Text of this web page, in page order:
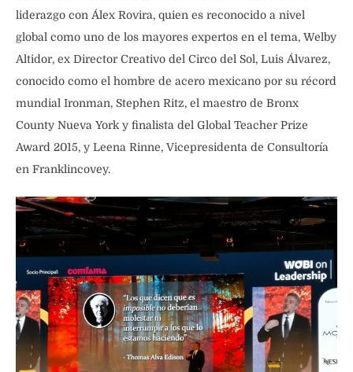
liderazgo con Álex Rovira, quien es reconocido a nivel
global como uno de los mayores expertos en el tema, Welby
Altidor, ex Director Creativo del Circo del Sol, Luis Álvarez,
conocido como el hombre de acero mexicano por su récord
mundial Ironman, Stephen Ritz, el maestro de Bronx
County Nueva York y finalista del Global Teacher Prize
Award 2015, y Leena Rinne, Vicepresidenta de Consultoría
en Franklincovey.